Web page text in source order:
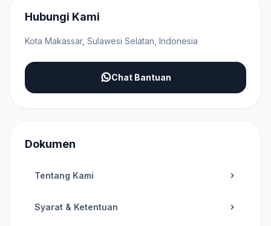
Hubungi Kami
Kota Makassar, Sulawesi Selatan, Indonesia
Chat Bantuan
Dokumen
Tentang Kami
Syarat & Ketentuan